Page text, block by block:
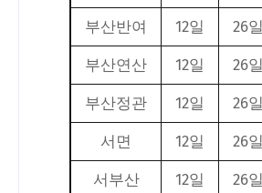
부산반여
12일
26일
부산연산
12일
26일
부산정관
12일
26일
서면
12일
26일
서부산
12일
26일